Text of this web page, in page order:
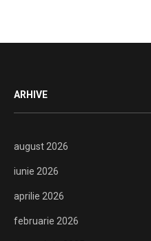
ARHIVE
august 2026
iunie 2026
aprilie 2026
februarie 2026